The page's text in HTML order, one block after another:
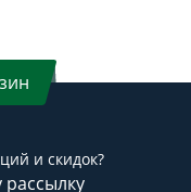
и скидок?